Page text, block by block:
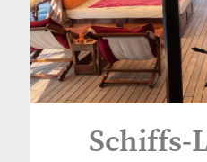
Schiffs-